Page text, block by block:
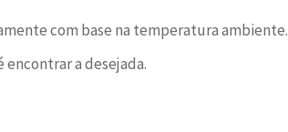
com base na temperatura ambiente.
encontrar a desejada.